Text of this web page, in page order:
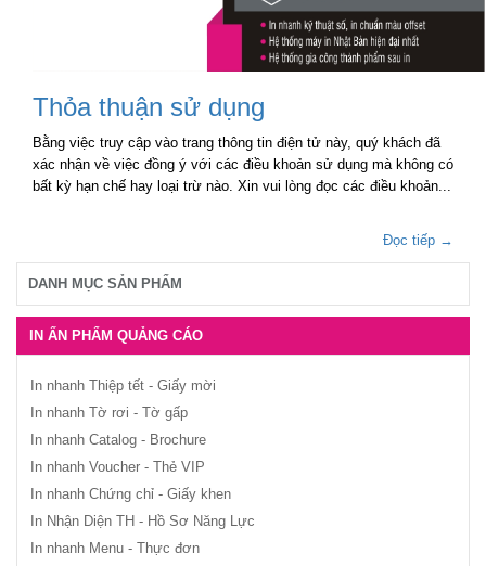
Thỏa thuận sử dụng
Bằng việc truy cập vào trang thông tin điện tử này, quý khách đã
xác nhận về việc đồng ý với các điều khoản sử dụng mà không có
bất kỳ hạn chế hay loại trừ nào. Xin vui lòng đọc các điều khoản...
Đọc tiếp →
DANH MỤC SẢN PHẨM
IN ẤN PHẨM QUẢNG CÁO
In nhanh Thiệp tết - Giấy mời
In nhanh Tờ rơi - Tờ gấp
In nhanh Catalog - Brochure
In nhanh Voucher - Thẻ VIP
In nhanh Chứng chỉ - Giấy khen
In Nhận Diện TH - Hồ Sơ Năng Lực
In nhanh Menu - Thực đơn